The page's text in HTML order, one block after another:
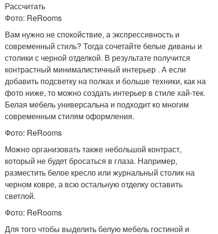
Рассчитать
Фото: ReRooms
Вам нужно не спокойствие, а экспрессивность и
современный стиль? Тогда сочетайте белые диваны и
столики с черной отделкой. В результате получится
контрастный минималистичный интерьер . А если
добавить подсветку на полках и больше техники, как на
фото ниже, то можно создать интерьер в стиле хай-тек.
Белая мебель универсальна и подходит ко многим
современным стилям оформления.
Фото: ReRooms
Можно организовать также небольшой контраст,
который не будет бросаться в глаза. Например,
разместить белое кресло или журнальный столик на
черном ковре, а всю остальную отделку оставить
светлой.
Фото: ReRooms
Для того чтобы выделить белую мебель гостиной и